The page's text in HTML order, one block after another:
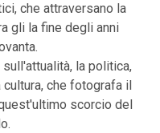
che attraversano la
gli la fine degli anni
la politica,
che fotografa il
scorcio del